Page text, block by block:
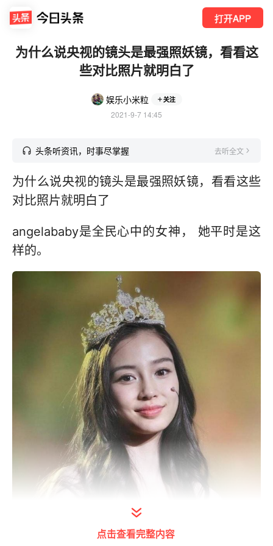
打开APP
为什么说央视的镜头是最强照妖镜，看看这
些对比照片就明白了
娱乐小米粒 关注
2021-9-7 14:45
头条听资讯，时事尽掌握 去听全文
为什么说央视的镜头是最强照妖镜，看看这些
对比照片就明白了
angelababy是全民心中的女神， 她平时是这
样的。
打开今日头条查看图片详情
点击查看完整内容